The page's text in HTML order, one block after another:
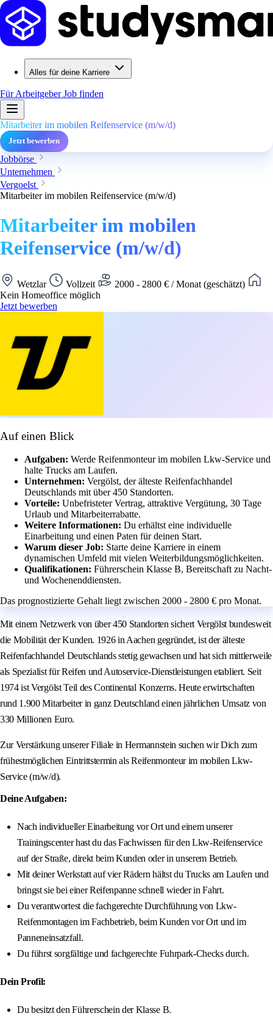
Alles für deine Karriere
Für ArbeitgeberJob finden
Mitarbeiter im mobilen Reifenservice (m/w/d)
Jetzt bewerben
Jobbörse
Unternehmen
Vergoelst
Mitarbeiter im mobilen Reifenservice (m/w/d)
Mitarbeiter im mobilen
Reifenservice (m/w/d)
Wetzlar Vollzeit
2000 - 2800 € / Monat (geschätzt)
Kein Homeoffice möglich
Jetzt bewerben
Auf einen Blick
Aufgaben: Werde Reifenmonteur im mobilen Lkw-Service und
halte Trucks am Laufen.
Unternehmen: Vergölst, der älteste Reifenfachhandel
Deutschlands mit über 450 Standorten.
Vorteile: Unbefristeter Vertrag, attraktive Vergütung, 30 Tage
Urlaub und Mitarbeiterrabatte.
Weitere Informationen: Du erhältst eine individuelle
Einarbeitung und einen Paten für deinen Start.
Warum dieser Job: Starte deine Karriere in einem
dynamischen Umfeld mit vielen Weiterbildungsmöglichkeiten.
Qualifikationen: Führerschein Klasse B, Bereitschaft zu Nacht-
und Wochenenddiensten.
Das prognostizierte Gehalt liegt zwischen 2000 - 2800 € pro Monat.
Mit einem Netzwerk von über 450 Standorten sichert Vergölst bundesweit
die Mobilität der Kunden. 1926 in Aachen gegründet, ist der älteste
Reifenfachhandel Deutschlands stetig gewachsen und hat sich mittlerweile
als Spezialist für Reifen und Autoservice-Dienstleistungen etabliert. Seit
1974 ist Vergölst Teil des Continental Konzerns. Heute erwirtschaften
rund 1.900 Mitarbeiter in ganz Deutschland einen jährlichen Umsatz von
330 Millionen Euro.
Zur Verstärkung unserer Filiale in Hermannstein suchen wir Dich zum
frühestmöglichen Eintrittstermin als Reifenmonteur im mobilen Lkw-
Service (m/w/d).
Deine Aufgaben:
Nach individueller Einarbeitung vor Ort und einem unserer
Trainingscenter hast du das Fachwissen für den Lkw-Reifenservice
auf der Straße, direkt beim Kunden oder in unserem Betrieb.
Mit deiner Werkstatt auf vier Rädern hältst du Trucks am Laufen und
bringst sie bei einer Reifenpanne schnell wieder in Fahrt.
Du verantwortest die fachgerechte Durchführung von Lkw-
Reifenmontagen im Fachbetrieb, beim Kunden vor Ort und im
Panneneinsatzfall.
Du führst sorgfältige und fachgerechte Fuhrpark-Checks durch.
Dein Profil:
Du besitzt den Führerschein der Klasse B.